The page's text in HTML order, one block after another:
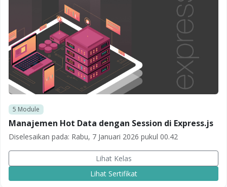
5 Module
Manajemen Hot Data dengan Session di Express.js
Diselesaikan pada: Rabu, 7 Januari 2026 pukul 00.42
Lihat Kelas
Lihat Sertifikat